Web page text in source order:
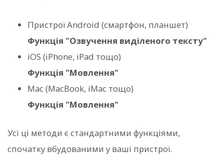
Пристрої Android (смартфон, планшет)
Функція "Озвучення виділеного тексту"
iOS (iPhone, iPad тощо)
Функція "Мовлення"
Mac (MacBook, iMac тощо)
Функція "Мовлення"
Усі ці методи є стандартними функціями,
спочатку вбудованими у ваші пристрої.